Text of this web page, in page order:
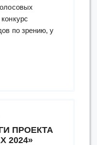
по зрению, у
ПРОЕКТА
2024»